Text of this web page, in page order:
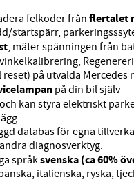
felkoder frånflertalet
startspärr,
, mäter spänningen från
reset) på utvalda Mercedes
på din bil själv
kan styra elektriskt
databas för egna
diagnosverktyg.
språksvenska (ca 60%
italienska, ryska,